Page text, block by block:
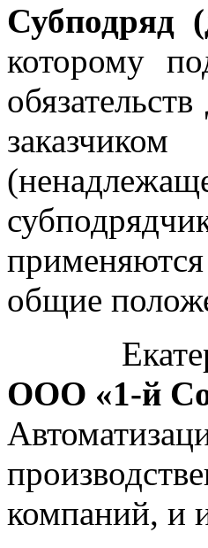
Субподряд
которому
общие
ООО «1-й
компаний, и